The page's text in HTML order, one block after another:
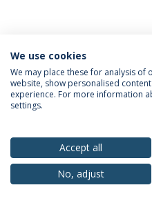
Privacy Policy Terms &
© 2026
We use cookies
We may place these for analysis
website, show personalised
experience. For more information
settings.
Accept all
No, adjust